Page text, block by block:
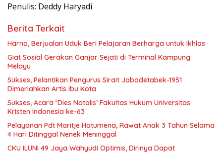
Penulis: Deddy Haryadi
Berita Terkait
Harno, Berjualan Uduk Beri Pelajaran Berharga untuk Ikhlas
Giat Sosial Gerakan Ganjar Sejati di Terminal Kampung
Melayu
Sukses, Pelantikan Pengurus Sirait Jabodetabek-1951
Dimeriahkan Artis Ibu Kota
Sukses, Acara ‘Dies Natalis’ Fakultas Hukum Universitas
Kristen Indonesia ke-63
Pelayanan Pdt Maritje Hatumena, Rawat Anak 3 Tahun Selama
4 Hari Ditinggal Nenek Meninggal
CKU ILUNI 49 Jaya Wahyudi Optimis, Dirinya Dapat